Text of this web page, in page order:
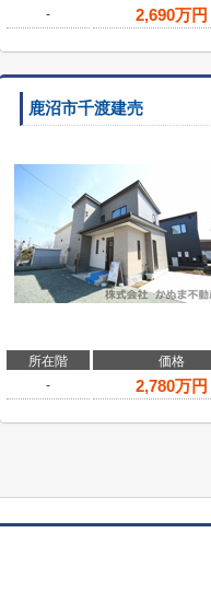
- 2,690万円
鹿沼市千渡建売
所在階 価格
-
2,780万円